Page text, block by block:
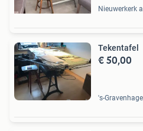
Nieuwerkerk
Tekentafel
€ 50,00
's-Gravenhage